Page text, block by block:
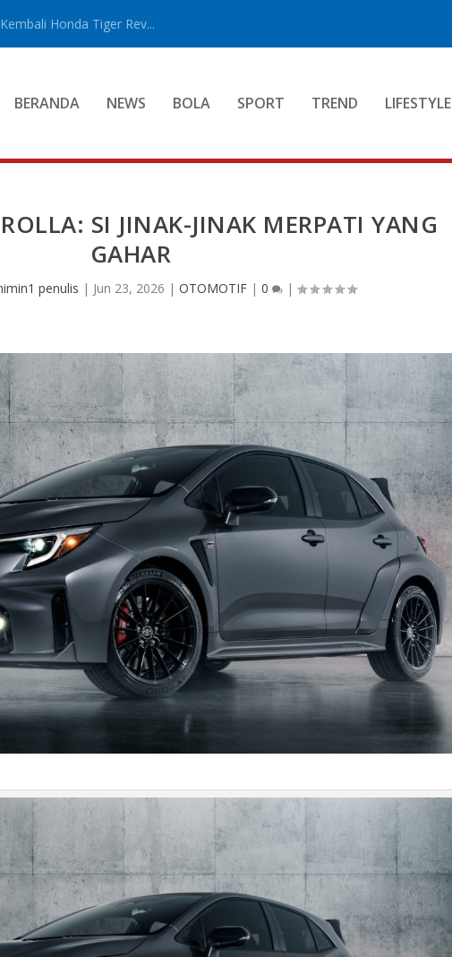
Honda Tiger Rev...
BERANDA NEWS BOLA SPORT TREND LIFESTYLE
SI JINAK-JINAK MERPATI YANG
GAHAR
penulis | Jun 23, 2026 |OTOMOTIF |0 |